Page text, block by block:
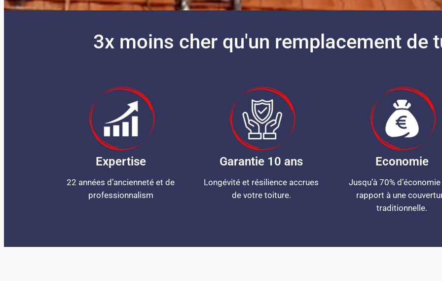
3x moins cher qu'un remplacement de
Expertise
22 années d’ancienneté et de
professionnalism
Garantie 10 ans
Longévité et résilience accrues
de votre toiture.
Economie
Jusqu’à 70%
rapport à une
traditionnelle.